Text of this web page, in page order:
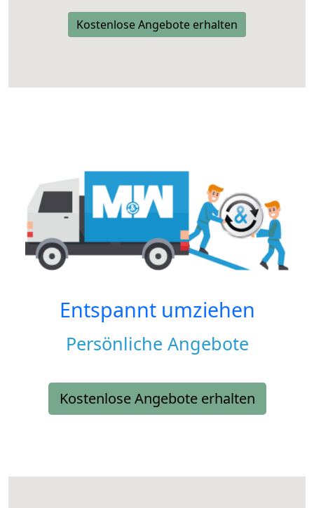
Kostenlose Angebote erhalten
Entspannt umziehen
Persönliche Angebote
Kostenlose Angebote erhalten